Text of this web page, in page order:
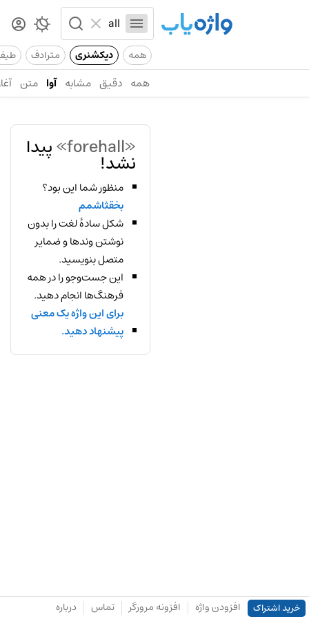
همه دیکشنری مترادف
همه دقیق مشابه آوا متن
«forehall» پیدا
نشد!
منظور شما این بود؟
بخقثاشمم
شکل سادهٔ لغت را بدون
نوشتن وندها و ضمایر
متصل بنویسید.
این جست‌وجو را در همه
فرهنگ‌ها انجام دهید.
برای این واژه یک معنی
پیشنهاد دهید.
خرید اشتراک افزودن واژه افزونه مرورگر تماس درباره